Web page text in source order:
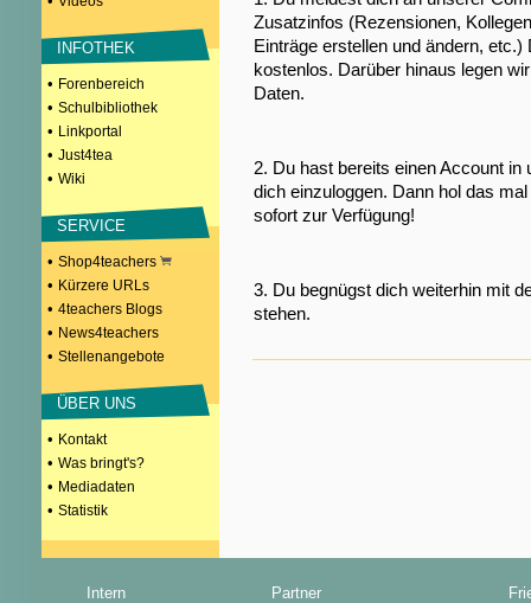
INFOTHEK
• Forenbereich
• Schulbibliothek
• Linkportal
• Just4tea
• Wiki
SERVICE
• Shop4teachers
• Kürzere URLs
• 4teachers Blogs
• News4teachers
• Stellenangebote
ÜBER UNS
• Kontakt
• Was bringt's?
• Mediadaten
• Statistik
Zusatzinfos (Rezensionen,
Einträge erstellen und ändern,
kostenlos. Darüber hinaus legen
Daten.
2. Du hast bereits einen Account
dich einzuloggen. Dann hol das
sofort zur Verfügung!
3. Du begnügst dich weiterhin mit
stehen.
Intern Partner